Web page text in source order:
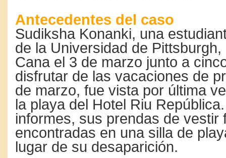
Antecedentes del caso
Sudiksha Konanki, una
de la Universidad de
Cana el 3 de marzo junto a
disfrutar de las vacaciones de
de marzo, fue vista por última
la playa del Hotel Riu
informes, sus prendas de vestir
encontradas en una silla de
lugar de su desaparición.